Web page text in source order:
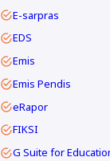
E-sarpras
EDS
Emis
Emis Pendis
eRapor
FIKSI
G Suite for